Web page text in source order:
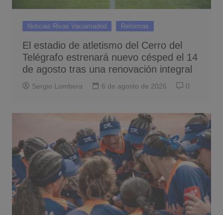
Noticias Rivas Vaciamadrid Reformas
El estadio de atletismo del Cerro del
Telégrafo estrenará nuevo césped el 14
de agosto tras una renovación integral
Sergio Lombera 6 de agosto de 2026 0